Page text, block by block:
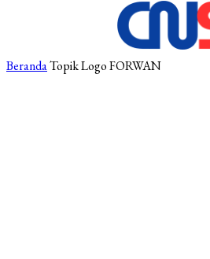
BerandaTopikLogo FORWAN